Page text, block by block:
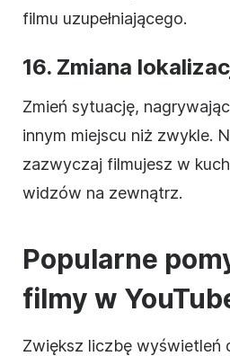
filmu uzupełniającego.
16. Zmiana
Zmień sytuację, nagrywając
innym miejscu niż zwykle.
zazwyczaj filmujesz w
widzów na zewnątrz.
Popularne
filmy w
Zwiększ liczbę wyświetleń